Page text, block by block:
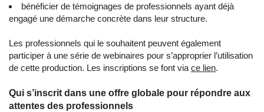
bénéficier de témoignages de professionnels ayant déjà
engagé une démarche concrète dans leur structure.
Les professionnels qui le souhaitent peuvent également
participer à une série de webinaires pour s’approprier l’utilisation
de cette production. Les inscriptions se font via ce lien.
Qui s’inscrit dans une offre globale pour répondre aux
attentes des professionnels